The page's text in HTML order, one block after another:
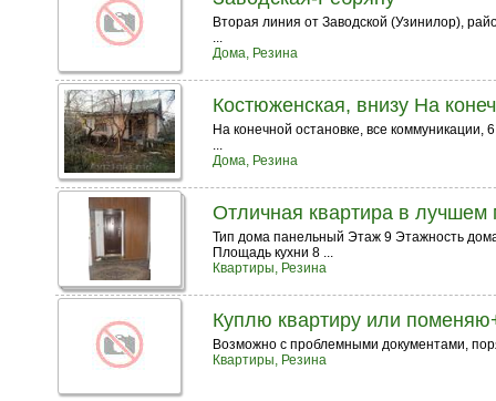
Вторая линия от Заводской (Узинилор),
...
Дома, Резина
Костюженская, внизу На
На конечной остановке, все коммуникации,
...
Дома, Резина
Отличная квартира в лучшем
Тип дома панельный Этаж 9 Этажность
Площадь кухни 8 ...
Квартиры, Резина
Куплю квартиру или
Возможно с проблемными документами,
Квартиры, Резина